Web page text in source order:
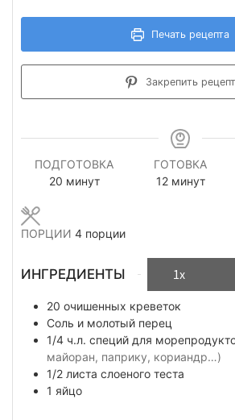
Печать рецепта
Закрепить рецепт
ПОДГОТОВКА
20минуты
минут
ГОТОВКА
12минуты
минут
ПОРЦИИ 4 порции
ИНГРЕДИЕНТЫ 1x
20 очишенных креветок
Соль и молотый перец
1/4 ч.л. специй для
майоран, паприку, кориандр…)
1/2 листа слоеного теста
1 яйцо